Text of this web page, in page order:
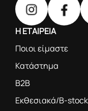
Η ΕΤΑΙΡΕΙΑ
Ποιοι είμαστε
Κατάστημα
B2B
Εκθεσιακά/B-stock